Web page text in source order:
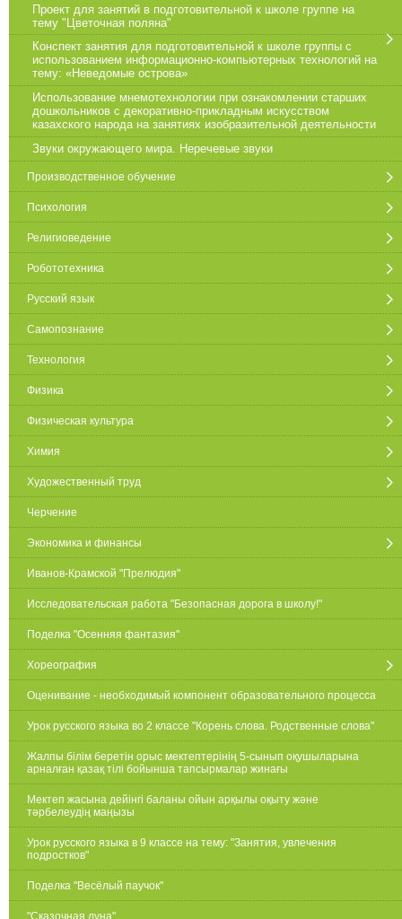
Проект для занятий в подготовительной к школе группе на
тему "Цветочная поляна"
Конспект занятия для подготовительной к школе группы с
использованием информационно-компьютерных технологий на
тему: «Неведомые острова»
Использование мнемотехнологии при ознакомлении старших
дошкольников с декоративно-прикладным искусством
казахского народа на занятиях изобразительной деятельности
Звуки окружающего мира. Неречевые звуки
Производственное обучение
Психология
Религиоведение
Робототехника
Русский язык
Самопознание
Технология
Физика
Физическая культура
Химия
Художественный труд
Черчение
Экономика и финансы
Иванов-Крамской "Прелюдия"
Исследовательская работа "Безопасная дорога в школу!"
Поделка "Осенняя фантазия"
Хореография
Оценивание - необходимый компонент образовательного процесса
Урок русского языка во 2 классе "Корень слова. Родственные слова"
Жалпы білім беретін орыс мектептерінің 5-сынып оқушыларына
арналған қазақ тілі бойынша тапсырмалар жинағы
Мектеп жасына дейінгі баланы ойын арқылы оқыту және
тәрбелеудің маңызы
Урок русского языка в 9 классе на тему: "Занятия, увлечения
подростков"
Поделка "Весёлый паучок"
"Сказочная луна"